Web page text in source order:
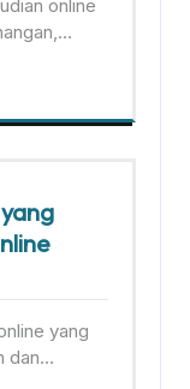
online
yang
dan…